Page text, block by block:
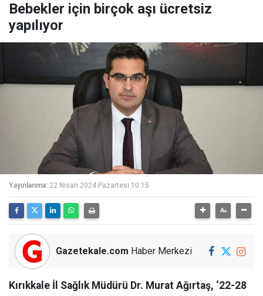
Bebekler için birçok aşı ücretsiz
yapılıyor
Yayınlanma: 22 Nisan 2024 Pazartesi 10:15
Gazetekale.com Haber Merkezi
Kırıkkale İl Sağlık Müdürü Dr. Murat Ağırtaş, ‘22-28